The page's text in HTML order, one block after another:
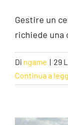
Gestire un
richiede una
Di ngame | 29
Continua a